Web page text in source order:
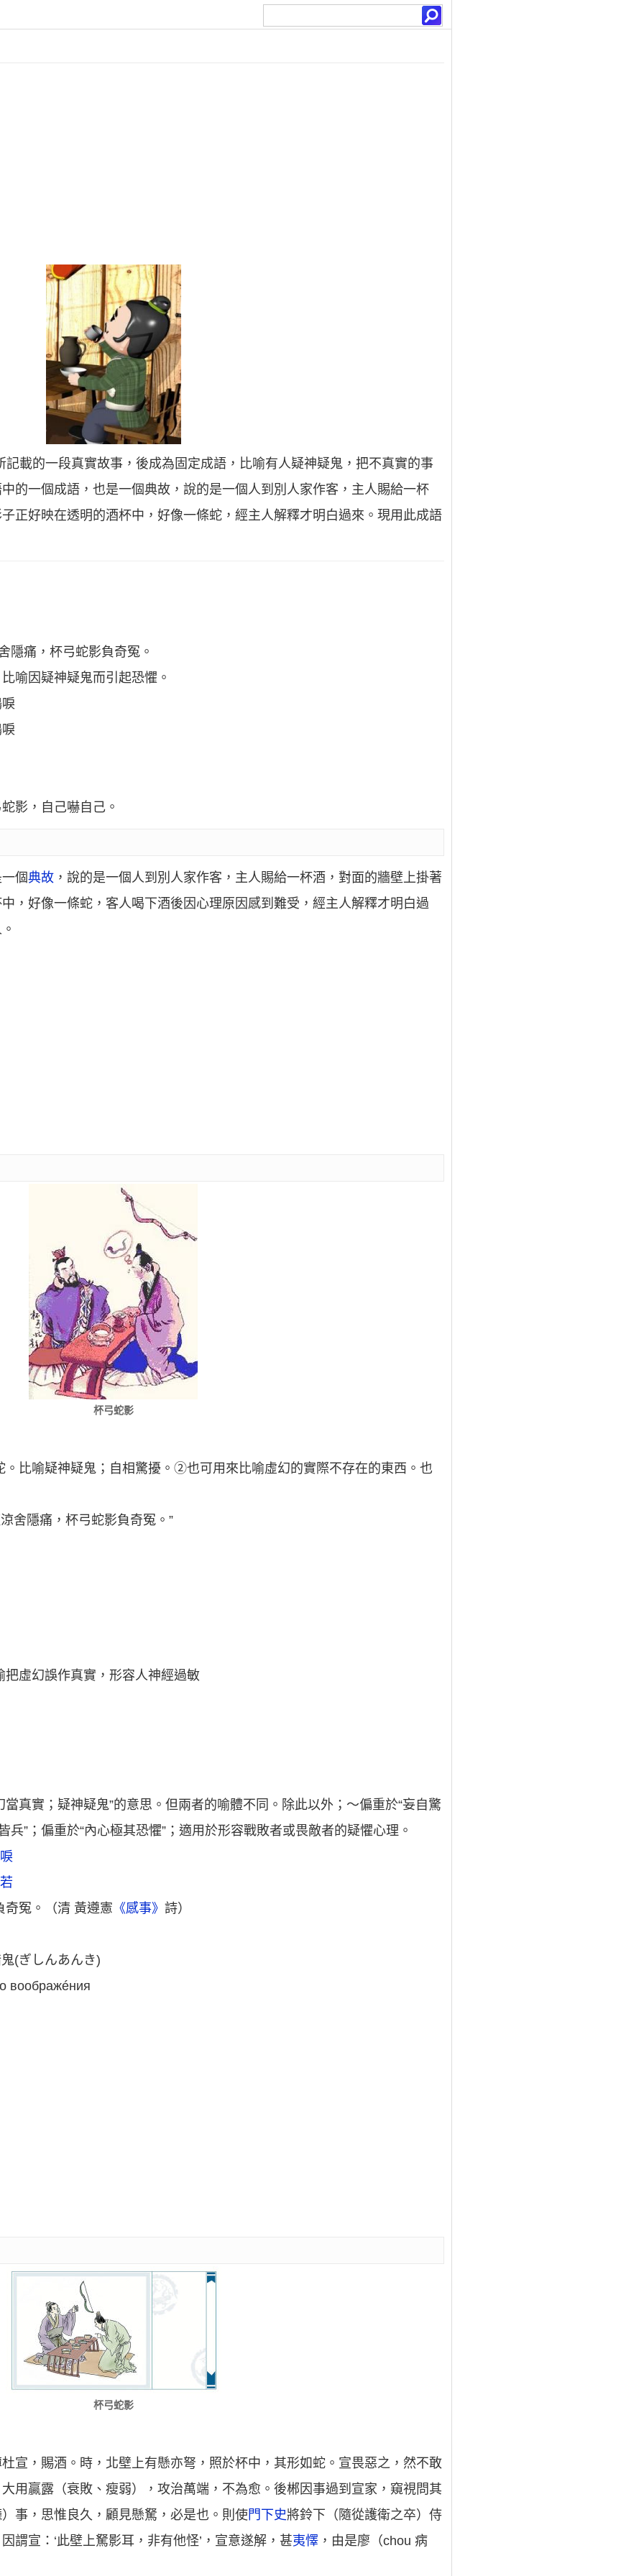
記載的一段真實故事，後成為固定成語，比喻有人疑神疑鬼，把不真實的事
的一個成語，也是一個典故，說的是一個人到別人家作客，主人賜給一杯
正好映在透明的酒杯中，好像一條蛇，經主人解釋才明白過來。現用此成語
隱痛，杯弓蛇影負奇冤。
喻因疑神疑鬼而引起恐懼。
影，自己嚇自己。
個典故 ，說的是一個人到別人家作客，主人賜給一杯酒，對面的牆壁上掛著
，好像一條蛇，客人喝下酒後因心理原因感到難受，經主人解釋才明白過
杯弓蛇影
比喻疑神疑鬼；自相驚擾。②也可用來比喻虛幻的實際不存在的東西。也
舍隱痛，杯弓蛇影負奇冤。”
把虛幻誤作真實，形容人神經過敏
當真實；疑神疑鬼”的意思。但兩者的喻體不同。除此以外；～偏重於“妄自驚
兵”；偏重於“內心極其恐懼”；適用於形容戰敗者或畏敵者的疑懼心理。
奇冤。（清 黃遵憲 《感事》詩）
(ぎしんあんき)
воображéния
杯弓蛇影
宣，賜酒。時，北壁上有懸亦弩，照於杯中，其形如蛇。宣畏惡之，然不敢
用贏露（衰敗、瘦弱），攻治萬端，不為愈。後郴因事過到宣家，窺視問其
事，思惟良久，顧見懸駑，必是也。則使門下史將鈴下（隨從護衛之卒）侍
謂宣：‘此壁上駑影耳，非有他怪’，宣意遂解，甚夷懌 ，由是廖（chou 病